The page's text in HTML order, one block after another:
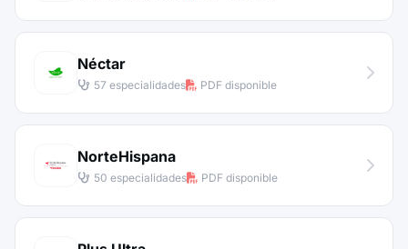
Néctar
57 especialidades PDF disponible
NorteHispana
50 especialidades PDF disponible